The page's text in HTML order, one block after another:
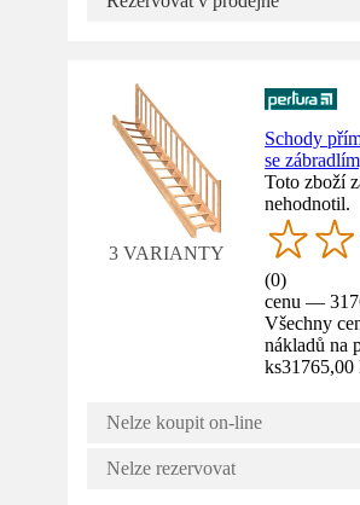
3 VARIANTY
Schody
se
Toto zboží
nehodnotil.
(0)
cenu —
Všechny
nákladů na
ks31765,00
Nelze koupit on-line
Nelze rezervovat